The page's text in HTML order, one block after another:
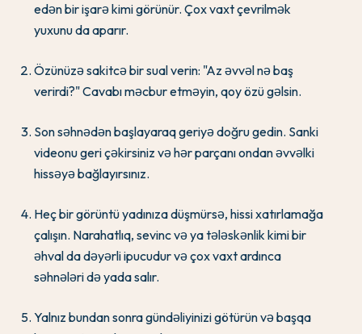
edən bir işarə kimi görünür. Çox vaxt çevrilmək
yuxunu da aparır.
Özünüzə sakitcə bir sual verin: "Az əvvəl nə baş
verirdi?" Cavabı məcbur etməyin, qoy özü gəlsin.
Son səhnədən başlayaraq geriyə doğru gedin. Sanki
videonu geri çəkirsiniz və hər parçanı ondan əvvəlki
hissəyə bağlayırsınız.
Heç bir görüntü yadınıza düşmürsə, hissi xatırlamağa
çalışın. Narahatlıq, sevinc və ya tələskənlik kimi bir
əhval da dəyərli ipucudur və çox vaxt ardınca
səhnələri də yada salır.
Yalnız bundan sonra gündəliyinizi götürün və başqa